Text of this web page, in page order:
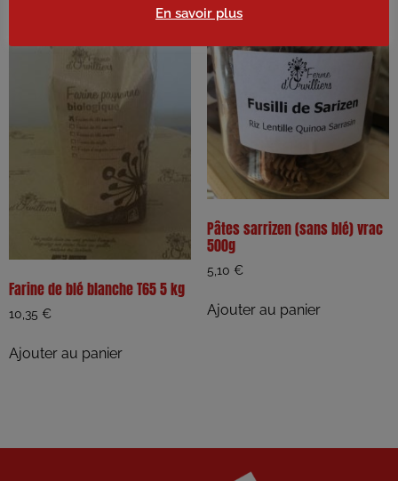
Farine de blé blanche T65 5 kg
10,35 €
Ajouter au panier
Pâtes sarrizen (sans blé) vrac
500g
5,10 €
Ajouter au panier
En savoir plus